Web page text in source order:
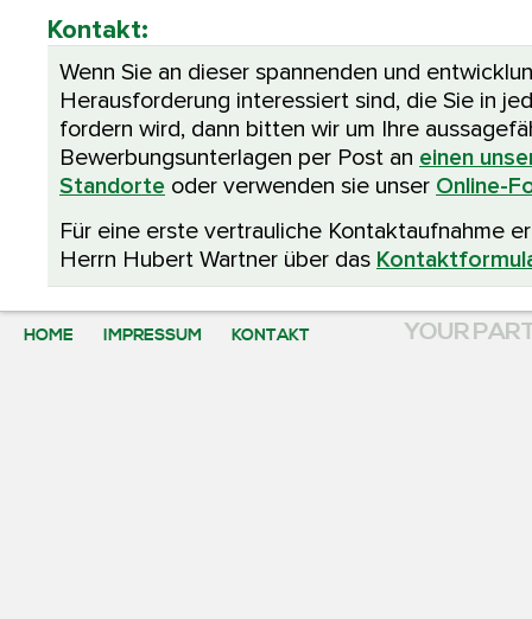
Kontakt:
Wenn Sie an dieser spannenden und
Herausforderung interessiert sind, die Sie in
fordern wird, dann bitten wir um Ihre
Bewerbungsunterlagen per Post an einen
Standorte oder verwenden sie unser Online-
Für eine erste vertrauliche Kontaktaufnahme
Herrn Hubert Wartner über das
HOME IMPRESSUM KONTAKT YOUR